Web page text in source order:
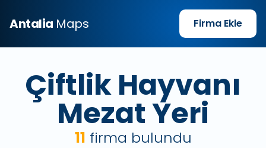
Antalia Maps Firma Ekle
Çiftlik Hayvanı
Mezat Yeri
11 firma bulundu